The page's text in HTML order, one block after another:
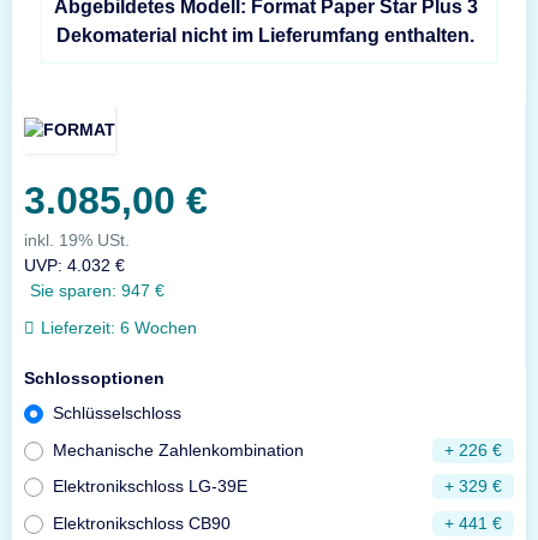
Abgebildetes Modell: Format Paper Star Plus 3
Dekomaterial nicht im Lieferumfang enthalten.
3.085,00 €
inkl. 19% USt.
UVP: 4.032 €
Sie sparen: 947 €
Lieferzeit: 6 Wochen
Schlossoptionen
Schlüsselschloss
Mechanische Zahlenkombination
+ 226 €
Elektronikschloss LG-39E
+ 329 €
Elektronikschloss CB90
+ 441 €